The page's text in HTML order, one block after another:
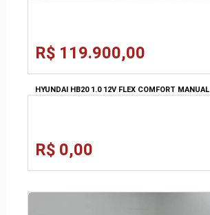
R$ 119.900,00
HYUNDAI HB20 1.0 12V FLEX COMFORT MANUAL
R$ 0,00